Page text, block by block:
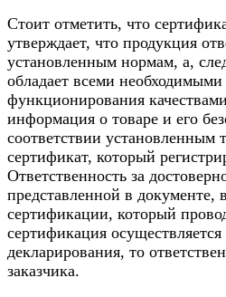
Стоит отметить, что
утверждает, что продукция
установленным нормам, а,
обладает всеми
функционирования
информация о товаре и его
соответствии установленным
сертификат, который
Ответственность за
представленной в документе,
сертификации, который
сертификация
декларирования, то
заказчика.